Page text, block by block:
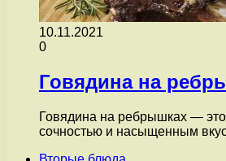
10.11.2021
0
Говядина на
Говядина на ребрышках —
сочностью и насыщенным